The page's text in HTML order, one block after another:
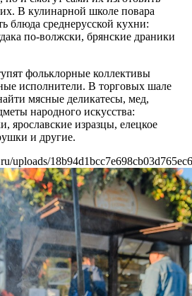
В кулинарной школе повара
блюда среднерусской кухни:
по-волжски, брянские драники
фольклорные коллективы
исполнители. В торговых шале
мясные деликатесы, мед,
народного искусства:
ярославские изразцы, елецкое
и другие.
uploads/